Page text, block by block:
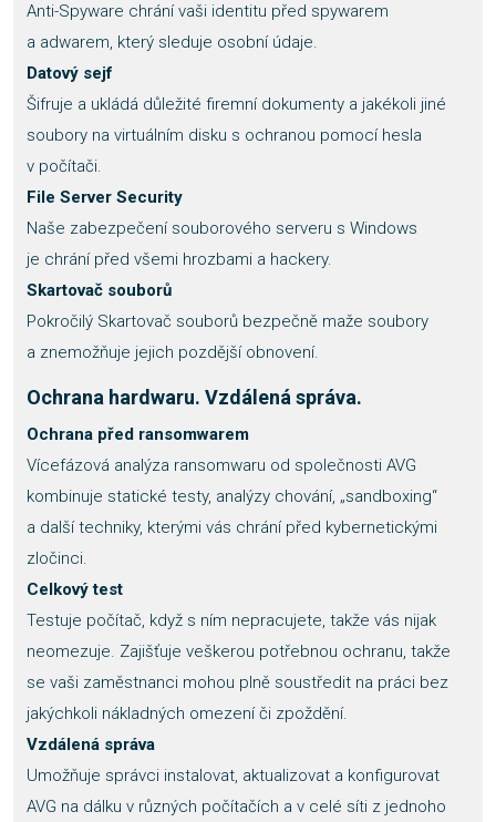
Anti-Spyware chrání vaši identitu před spywarem
a adwarem, který sleduje osobní údaje.
Datový sejf
Šifruje a ukládá důležité firemní dokumenty a jakékoli jiné
soubory na virtuálním disku s ochranou pomocí hesla
v počítači.
File Server Security
Naše zabezpečení souborového serveru s Windows
je chrání před všemi hrozbami a hackery.
Skartovač souborů
Pokročilý Skartovač souborů bezpečně maže soubory
a znemožňuje jejich pozdější obnovení.
Ochrana hardwaru. Vzdálená správa.
Ochrana před ransomwarem
Vícefázová analýza ransomwaru od společnosti AVG
kombinuje statické testy, analýzy chování, „sandboxing“
a další techniky, kterými vás chrání před kybernetickými
zločinci.
Celkový test
Testuje počítač, když s ním nepracujete, takže vás nijak
neomezuje. Zajišťuje veškerou potřebnou ochranu, takže
se vaši zaměstnanci mohou plně soustředit na práci bez
jakýchkoli nákladných omezení či zpoždění.
Vzdálená správa
Umožňuje správci instalovat, aktualizovat a konfigurovat
AVG na dálku v různých počítačích a v celé síti z jednoho